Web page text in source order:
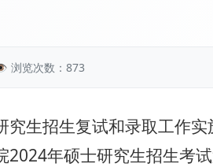
浏览次数： 873
生招生复试和录取工作
年硕士研究生招生考